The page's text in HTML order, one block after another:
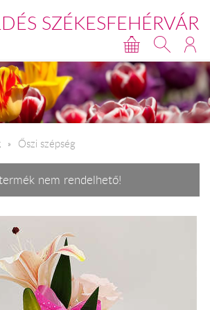
SZÉKESFEHÉRVÁR
Őszi szépség
nem rendelhető!